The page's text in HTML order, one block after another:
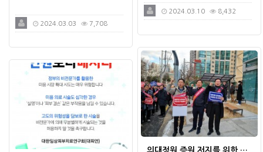
2024.03.10 8,432
2024.03.03 7,708
의대정원 증원 저지를 위한 …